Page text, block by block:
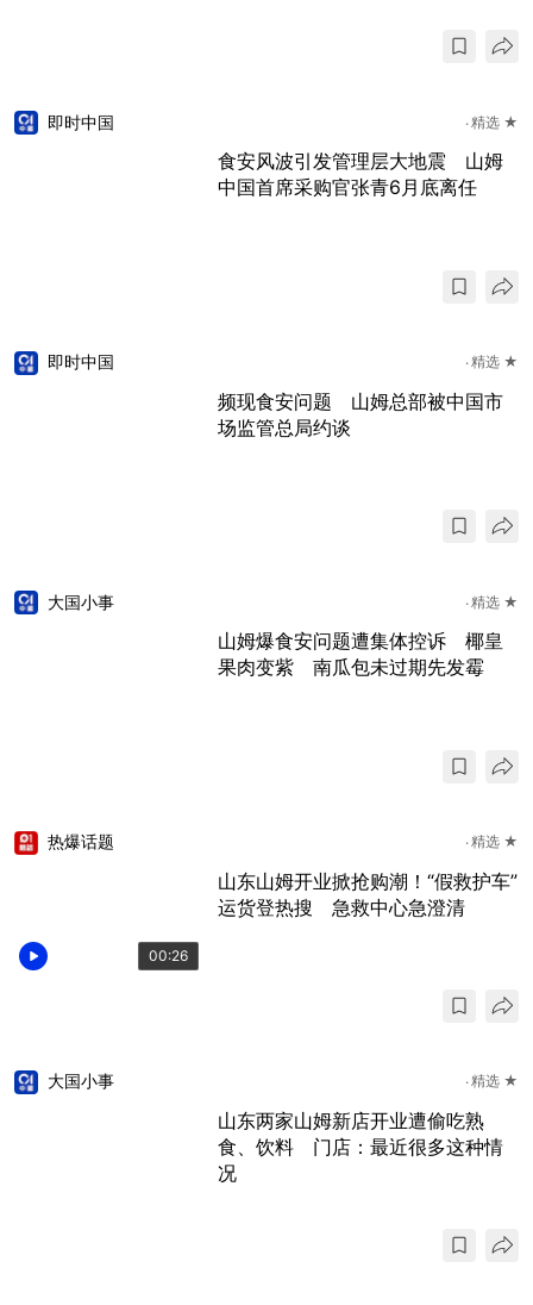
即时中国 精选 ★
食安风波引发管理层大地震 山姆
中国首席采购官张青6月底离任
即时中国 精选 ★
频现食安问题 山姆总部被中国市
场监管总局约谈
大国小事 精选 ★
山姆爆食安问题遭集体控诉 椰皇
果肉变紫 南瓜包未过期先发霉
00:26
热爆话题 精选 ★
山东山姆开业掀抢购潮！“假救护车”
运货登热搜 急救中心急澄清
大国小事 精选 ★
山东两家山姆新店开业遭偷吃熟
食、饮料 门店：最近很多这种情
况